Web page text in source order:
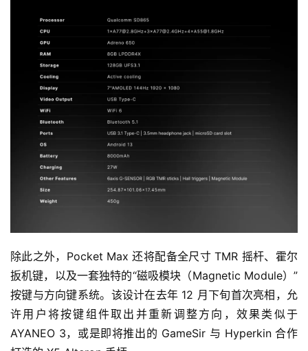
除此之外，Pocket Max 还将配备全尺寸 TMR 摇杆、霍尔
扳机键，以及一套独特的“磁吸模块（Magnetic Module）”
按键与方向键系统。该设计在去年 12 月下旬首次亮相，允
许用户将按键组件取出并重新调整方向，效果类似于
AYANEO 3，或是即将推出的 GameSir 与 Hyperkin 合作